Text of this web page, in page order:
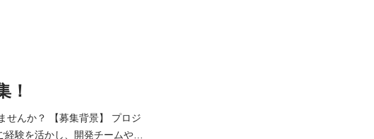
！
景】 プロジ
験を活かし、開発チームやク